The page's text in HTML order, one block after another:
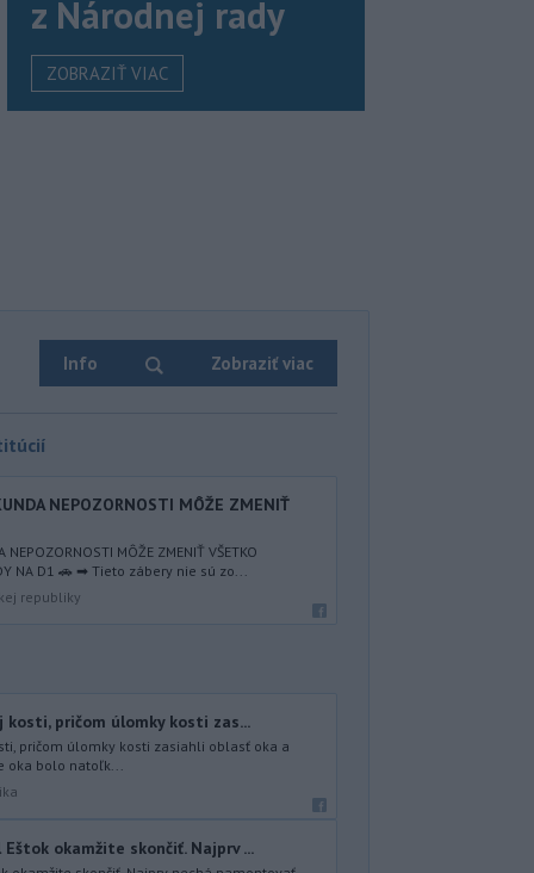
z Národnej rady
ZOBRAZIŤ VIAC
Info Zobraziť viac
NEPOZORNOSTI MÔŽE ZMENIŤ
NEPOZORNOSTI MÔŽE ZMENIŤ VŠETKO
NA D1 🚗 ➡ Tieto zábery nie sú zo...
republiky
pričom úlomky kosti zas...
pričom úlomky kosti zasiahli oblasť oka a
oka bolo natoľk...
okamžite skončiť. Najprv ...